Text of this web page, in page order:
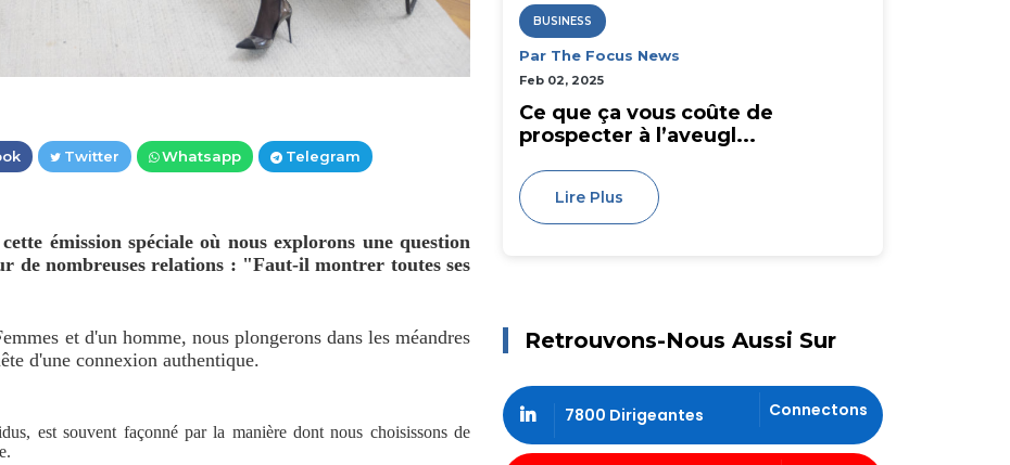
Twitter Whatsapp Telegram
émission spéciale où nous explorons une question
de nombreuses relations : "Faut-il montrer toutes ses
et d'un homme, nous plongerons dans les méandres
d'une connexion authentique.
est souvent façonné par la manière dont nous choisissons de
BUSINESS
Par The Focus News
Feb 02, 2025
Ce que ça vous coûte de
prospecter à l’aveugl...
Lire Plus
Retrouvons-Nous Aussi Sur
7800 Dirigeantes Connectons